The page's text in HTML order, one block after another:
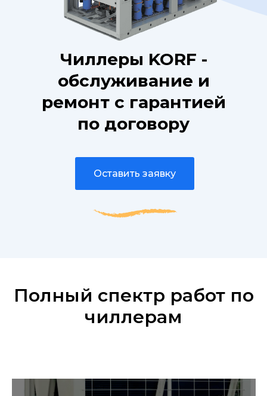
Чиллеры KORF -
обслуживание и
ремонт с гарантией
по договору
Оставить заявку
Полный спектр работ по
чиллерам